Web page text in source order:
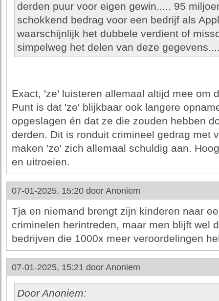
derden puur voor eigen gewin..... 95
schokkend bedrag voor een bedrijf als
waarschijnlijk het dubbele verdient of
simpelweg het delen van deze
Exact, 'ze' luisteren allemaal altijd mee om
Punt is dat 'ze' blijkbaar ook langere
opgeslagen én dat ze die zouden hebben
derden. Dit is ronduit crimineel gedrag met
maken 'ze' zich allemaal schuldig aan.
en uitroeien.
07-01-2025, 15:20 door Anoniem
Tja en niemand brengt zijn kinderen naar
criminelen herintreden, maar men blijft wel
bedrijven die 1000x meer veroordelingen
07-01-2025, 15:21 door Anoniem
Door Anoniem: